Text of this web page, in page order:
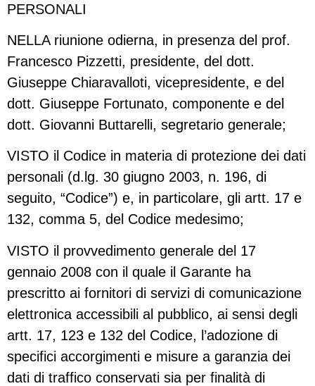
PERSONALI
NELLA riunione odierna, in presenza del prof.
Francesco Pizzetti, presidente, del dott.
Giuseppe Chiaravalloti, vicepresidente, e del
dott. Giuseppe Fortunato, componente e del
dott. Giovanni Buttarelli, segretario generale;
VISTO il Codice in materia di protezione dei dati
personali (d.lg. 30 giugno 2003, n. 196, di
seguito, “Codice”) e, in particolare, gli artt. 17 e
132, comma 5, del Codice medesimo;
VISTO il provvedimento generale del 17
gennaio 2008 con il quale il Garante ha
prescritto ai fornitori di servizi di comunicazione
elettronica accessibili al pubblico, ai sensi degli
artt. 17, 123 e 132 del Codice, l’adozione di
specifici accorgimenti e misure a garanzia dei
dati di traffico conservati sia per finalità di